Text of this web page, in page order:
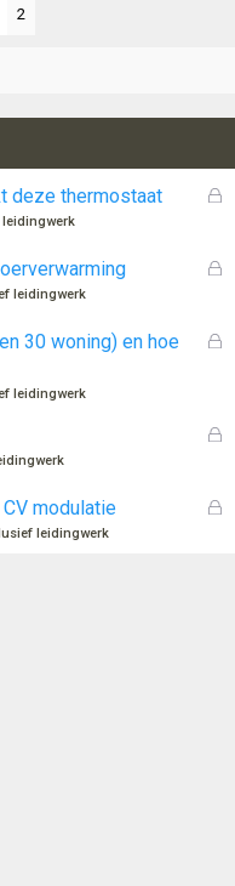
2
G
n
deze thermostaat
G
leidingwerk
G
o
30 woning) en hoe
leidingwerk
G
G
modulatie
leidingwerk